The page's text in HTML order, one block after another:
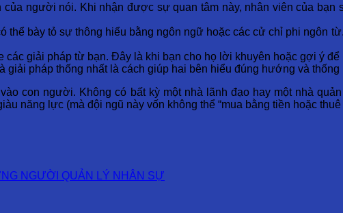
người nói. Khi nhận được sự quan tâm này, nhân viên của bạn
thể bày tỏ sự thông hiểu bằng ngôn ngữ hoặc các cử chỉ phi ngôn
các giải pháp từ bạn. Đây là khi bạn cho họ lời khuyên hoặc gợi ý để
giải pháp thống nhất là cách giúp hai bên hiểu đúng hướng và thống
con người. Không có bất kỳ một nhà lãnh đạo hay một nhà
năng lực (mà đội ngũ này vốn không thể “mua bằng tiền hoặc thuê
NGƯỜI QUẢN LÝ NHÂN SỰ